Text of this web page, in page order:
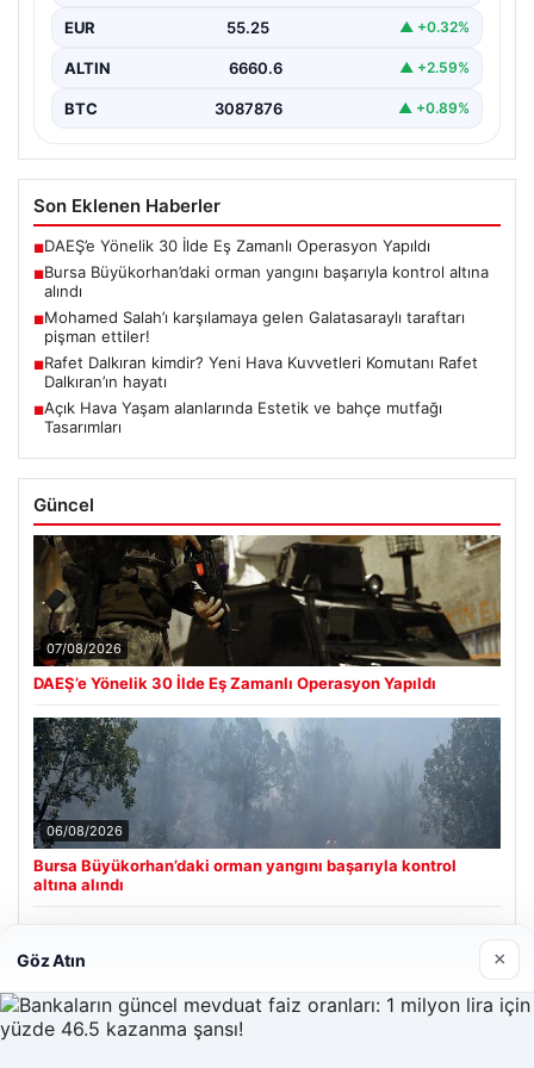
EUR 55.25 ▲ +0.32%
ALTIN 6660.6 ▲ +2.59%
BTC 3087876 ▲ +0.89%
Son Eklenen Haberler
■DAEŞ’e Yönelik 30 İlde Eş Zamanlı Operasyon Yapıldı
■Bursa Büyükorhan’daki orman yangını başarıyla kontrol altına
alındı
■Mohamed Salah’ı karşılamaya gelen Galatasaraylı taraftarı
pişman ettiler!
■Rafet Dalkıran kimdir? Yeni Hava Kuvvetleri Komutanı Rafet
Dalkıran’ın hayatı
■Açık Hava Yaşam alanlarında Estetik ve bahçe mutfağı
Tasarımları
Güncel
07/08/2026
DAEŞ’e Yönelik 30 İlde Eş Zamanlı Operasyon Yapıldı
06/08/2026
Bursa Büyükorhan’daki orman yangını başarıyla kontrol
altına alındı
Göz Atın ×